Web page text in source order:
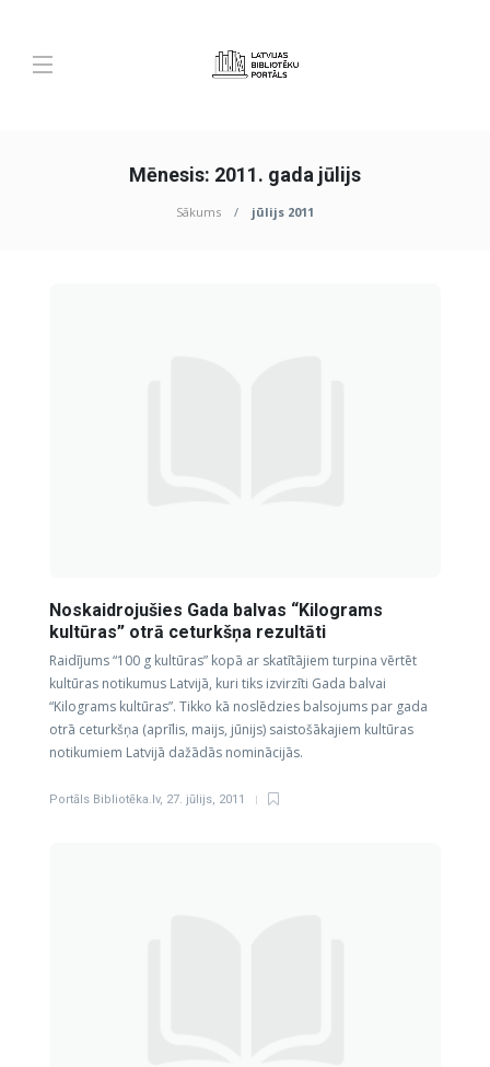
Mēnesis: 2011. gada jūlijs
Sākums jūlijs 2011
Noskaidrojušies Gada balvas “Kilograms
kultūras” otrā ceturkšņa rezultāti
Raidījums “100 g kultūras” kopā ar skatītājiem turpina vērtēt
kultūras notikumus Latvijā, kuri tiks izvirzīti Gada balvai
“Kilograms kultūras”. Tikko kā noslēdzies balsojums par gada
otrā ceturkšņa (aprīlis, maijs, jūnijs) saistošākajiem kultūras
notikumiem Latvijā dažādās nominācijās.
Portāls Bibliotēka.lv, 27. jūlijs, 2011